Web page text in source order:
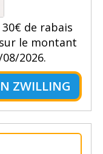
de rabais
le montant
2026.
ZWILLING